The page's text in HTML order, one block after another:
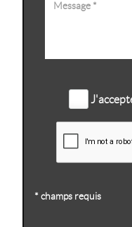
* champs requis